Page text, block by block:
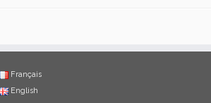
Français
English